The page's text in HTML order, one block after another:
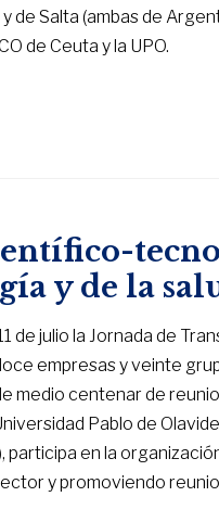
de Salta (ambas de
de Ceuta y la UPO.
y de la
de julio la Jornada de
empresas y veinte
centenar de
Pablo de
en la
y promoviendo